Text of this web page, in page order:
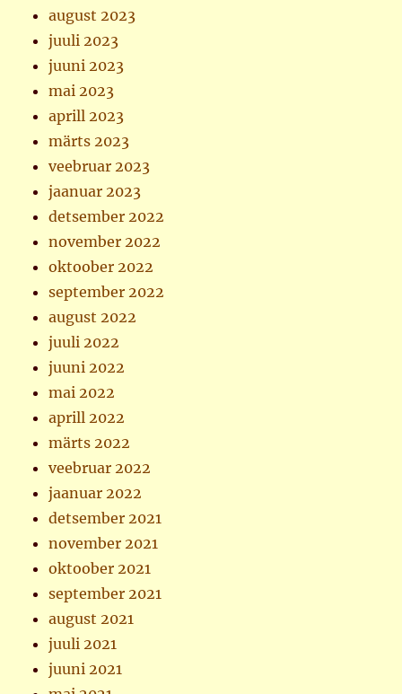
august 2023
juuli 2023
juuni 2023
mai 2023
aprill 2023
märts 2023
veebruar 2023
jaanuar 2023
detsember 2022
november 2022
oktoober 2022
september 2022
august 2022
juuli 2022
juuni 2022
mai 2022
aprill 2022
märts 2022
veebruar 2022
jaanuar 2022
detsember 2021
november 2021
oktoober 2021
september 2021
august 2021
juuli 2021
juuni 2021